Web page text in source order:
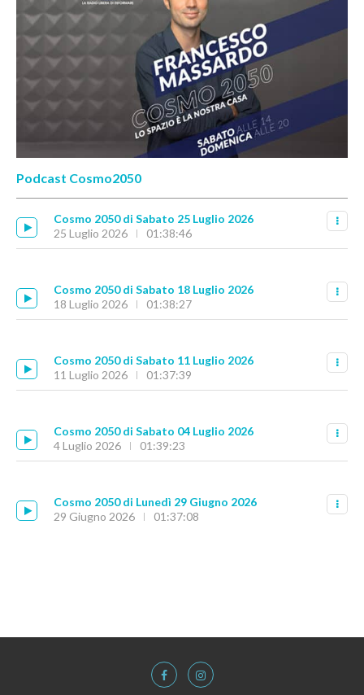
Podcast Cosmo2050
Cosmo 2050 di Sabato 25 Luglio 2026
25 Luglio 2026
01:38:46
Cosmo 2050 di Sabato 18 Luglio 2026
18 Luglio 2026
01:38:27
Cosmo 2050 di Sabato 11 Luglio 2026
11 Luglio 2026
01:37:39
Cosmo 2050 di Sabato 04 Luglio 2026
4 Luglio 2026
01:39:23
Cosmo 2050 di Lunedì 29 Giugno 2026
29 Giugno 2026
01:37:08